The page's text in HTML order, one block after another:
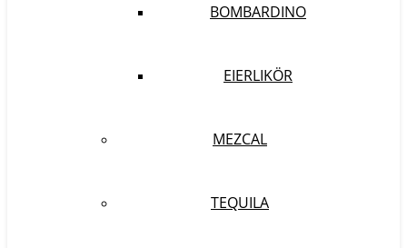
BOMBARDINO
EIERLIKÖR
MEZCAL
TEQUILA